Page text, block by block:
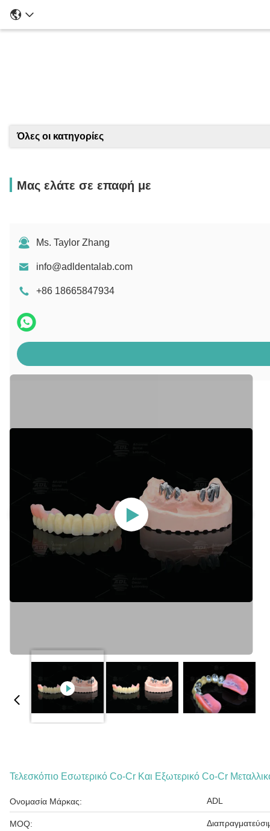
Όλες οι κατηγορίες
Μας ελάτε σε επαφή με
Ms. Taylor Zhang
info@adldentalab.com
+86 18665847934
Τελεσκόπιο Εσωτερικό Co-Cr Και Εξωτερικό Co-Cr
Ονομασία Μάρκας: ADL
MOQ: